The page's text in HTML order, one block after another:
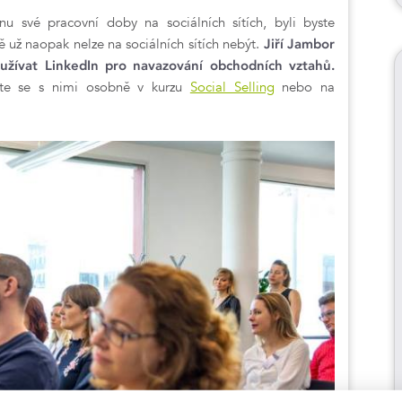
své pracovní doby na sociálních sítích, byli byste
naopak nelze na sociálních sítích nebýt. Jiří Jambor
LinkedIn pro navazování obchodních vztahů.
se s nimi osobně v kurzu Social Selling nebo na